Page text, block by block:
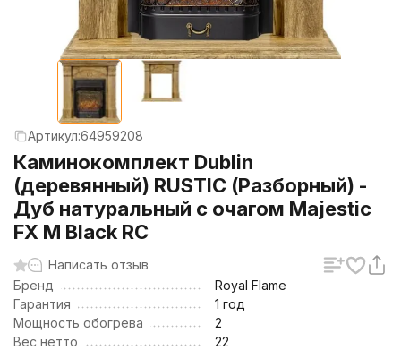
Артикул:64959208
Каминокомплект Dublin
(деревянный) RUSTIC (Разборный) -
Дуб натуральный с очагом Majestic
FX M Black RC
Написать отзыв
Бренд
Royal Flame
Гарантия
1 год
Мощность обогрева
2
Вес нетто
22